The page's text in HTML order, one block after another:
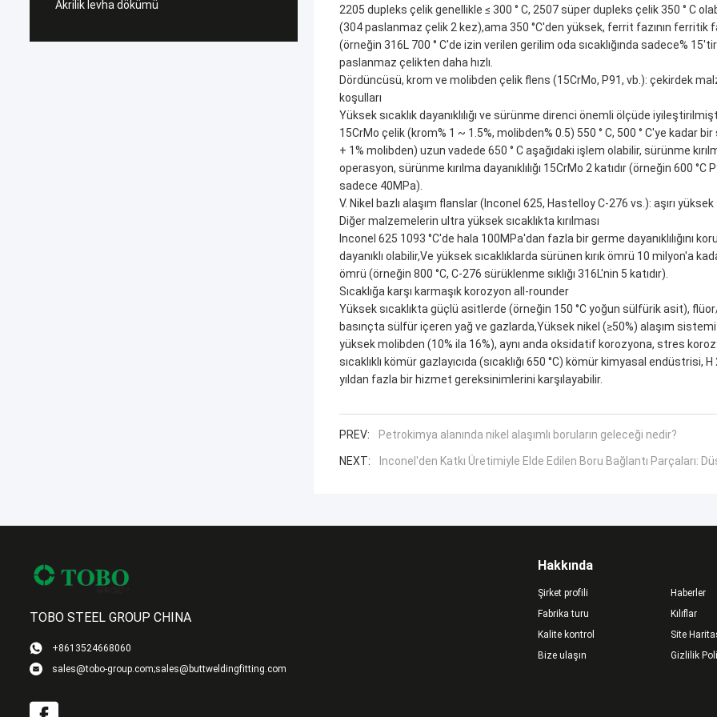
Akrilik levha dökümü
2205 dupleks çelik genellikle ≤ 300 ° C, 2507 süper dupleks çelik 350 ° C
(304 paslanmaz çelik 2 kez),ama 350 °C'den yüksek, ferrit fazının ferritik
(örneğin 316L 700 ° C'de izin verilen gerilim oda sıcaklığında sadece%
paslanmaz çelikten daha hızlı.
Dördüncüsü, krom ve molibden çelik flens (15CrMo, P91, vb.): çekirdek
koşulları
Yüksek sıcaklık dayanıklılığı ve sürünme direnci önemli ölçüde
15CrMo çelik (krom% 1 ~ 1.5%, molibden% 0.5) 550 ° C, 500 ° C'ye kadar
+ 1% molibden) uzun vadede 650 ° C aşağıdaki işlem olabilir, sürünme
operasyon, sürünme kırılma dayanıklılığı 15CrMo 2 katıdır (örneğin 600
sadece 40MPa).
V. Nikel bazlı alaşım flanslar (Inconel 625, Hastelloy C-276 vs.): aşırı
Diğer malzemelerin ultra yüksek sıcaklıkta kırılması
Inconel 625 1093 °C'de hala 100MPa'dan fazla bir germe dayanıklılığını
dayanıklı olabilir,Ve yüksek sıcaklıklarda sürünen kırık ömrü 10 milyon'a
ömrü (örneğin 800 °C, C-276 sürüklenme sıklığı 316L'nin 5 katıdır).
Sıcaklığa karşı karmaşık korozyon all-rounder
Yüksek sıcaklıkta güçlü asitlerde (örneğin 150 °C yoğun sülfürik asit),
basınçta sülfür içeren yağ ve gazlarda,Yüksek nikel (≥50%) alaşım
yüksek molibden (10% ila 16%), aynı anda oksidatif korozyona, stres
sıcaklıklı kömür gazlayıcıda (sıcaklığı 650 °C) kömür kimyasal
yıldan fazla bir hizmet gereksinimlerini karşılayabilir.
PREV: Petrokimya alanında nikel alaşımlı boruların geleceği nedir?
NEXT: Inconel'den Katkı Üretimiyle Elde Edilen Boru Bağlantı Parçaları:
TOBO STEEL GROUP CHINA
+8613524668060
sales@tobo-group.com;sales@buttweldingfitting.com
Hakkında
Şirket profili
Fabrika turu
Kalite kontrol
Bize ulaşın
Haberler
Kılıflar
Site
Gizlilik